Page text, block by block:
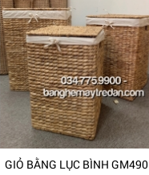
GIỎ BẰNG LỤC BÌNH GM490